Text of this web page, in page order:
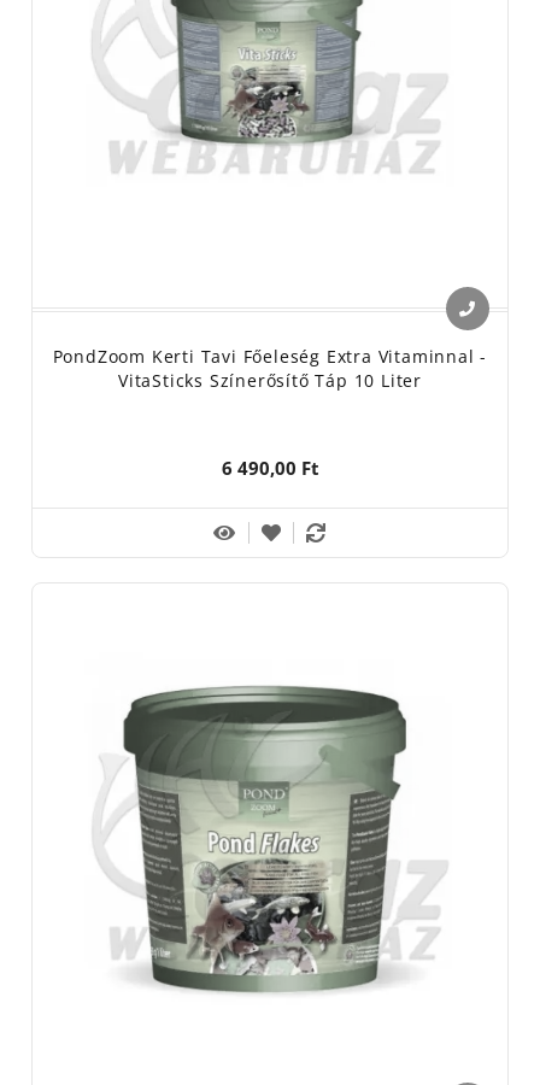
PondZoom Kerti Tavi Főeleség Extra Vitaminnal -
VitaSticks Színerősítő Táp 10 Liter
6 490,00 Ft